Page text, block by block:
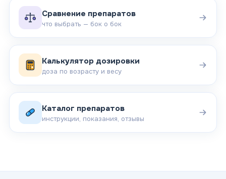
Сравнение препаратов
что выбрать — бок о бок
Калькулятор дозировки
доза по возрасту и весу
Каталог препаратов
инструкции, показания, отзывы